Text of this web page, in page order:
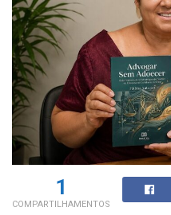
1
COMPARTILHAMENTOS